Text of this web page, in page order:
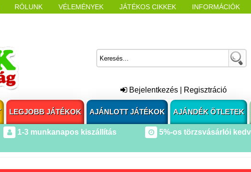
RÓLUNK VÉLEMÉNYEK JÁTÉKOS CIKKEK INFORMÁCIÓK
Bejelentkezés Regisztráció
LEGJOBB JÁTÉKOK AJÁNLOTT JÁTÉKOK AJÁNDÉK ÖTLETEK
1-3 munkanapos kiszállítás 5%-os törzsvásárlói